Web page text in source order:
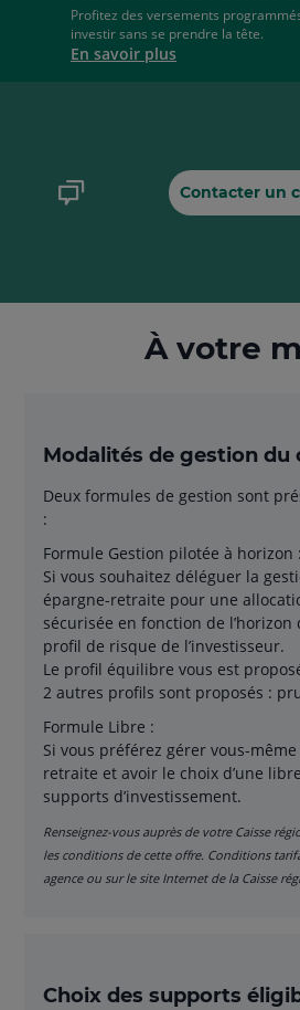
Profitez des versements
investir sans se prendre la tête.
En savoir plus
Contacter un
À votre
Modalités de gestion du
Deux formules de gestion sont
:
Formule Gestion pilotée à horizon :
Si vous souhaitez déléguer la
épargne-retraite pour une
sécurisée en fonction de
profil de risque de l’investisseur.
Le profil équilibre vous est
2 autres profils sont proposés :
Formule Libre :
Si vous préférez gérer vous-
retraite et avoir le choix d’une
supports d’investissement.
Renseignez-vous auprès de votre Caisse
les conditions de cette offre. Conditions
agence ou sur le site Internet de la Caisse
Choix des supports